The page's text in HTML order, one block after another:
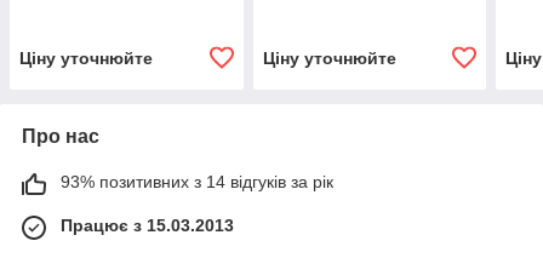
Ціну уточнюйте Ціну уточнюйте
Про нас
93% позитивних з 14 відгуків за рік
Працює з 15.03.2013